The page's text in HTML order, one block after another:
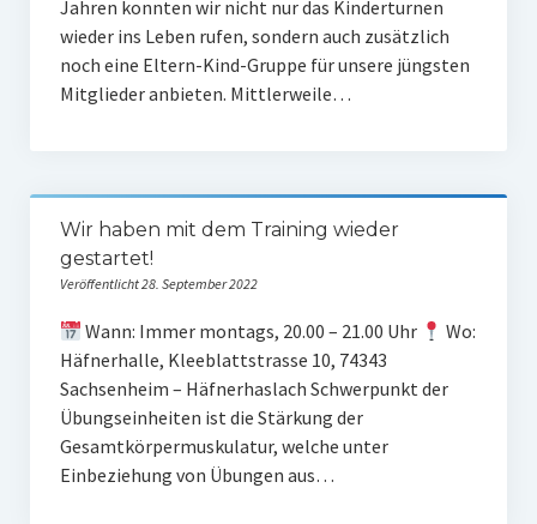
Eltern-Kind-Turnen
Kinderturnen 3 – 4 Jahre
Verein
Gremien
Mitglied werden
Förderverein
Gaststätte
Jahren konnten wir nicht nur das Kinderturnen
wieder ins Leben rufen, sondern auch zusätzlich
noch eine Eltern-Kind-Gruppe für unsere jüngsten
Mitglieder anbieten. Mittlerweile…
Wir haben mit dem Training wieder
gestartet!
Veröffentlicht 28. September 2022
Wann: Immer montags, 20.00 – 21.00 Uhr
Wo:
Häfnerhalle, Kleeblattstrasse 10, 74343
Sachsenheim – Häfnerhaslach Schwerpunkt der
Übungseinheiten ist die Stärkung der
Gesamtkörpermuskulatur, welche unter
Einbeziehung von Übungen aus…